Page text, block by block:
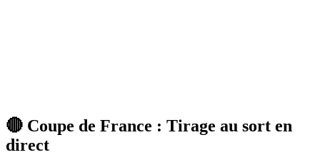
🔴 Coupe de France : Tirage au sort en
direct